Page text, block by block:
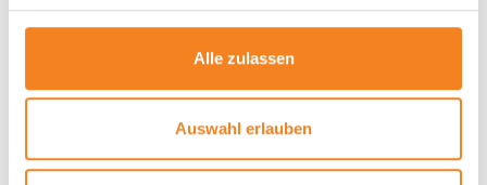
Alle zulassen
Auswahl erlauben
entstanden zahlreiche Gespräche, begleitet von
innovativen Lösungen.
Abschluss unseres Umzugs von Verkauf und Lager in
die Wikingerstraße zu feiern“, sagt Wiede. Sein